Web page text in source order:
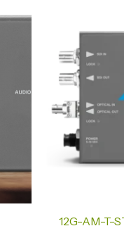
12G-AM-T-